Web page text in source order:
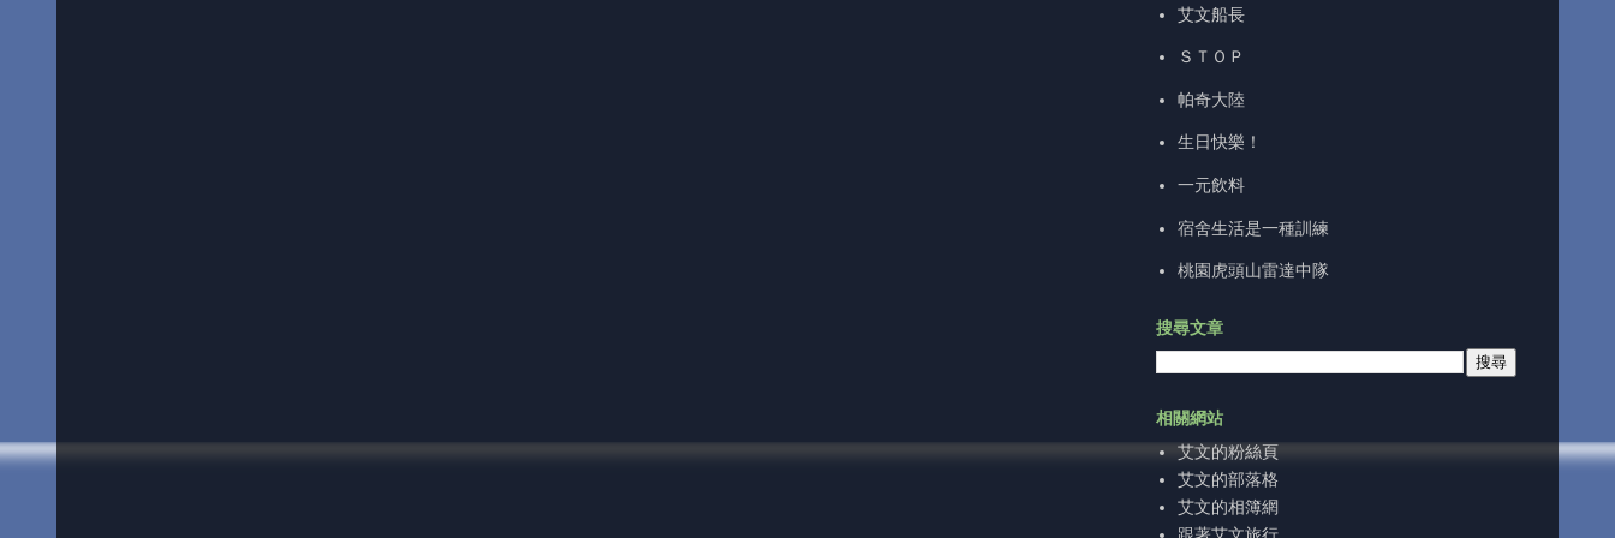
艾文船長
ＳＴＯＰ
帕奇大陸
生日快樂！
一元飲料
宿舍生活是一種訓練
桃園虎頭山雷達中隊
搜尋文章
相關網站
艾文的粉絲頁
艾文的部落格
艾文的相簿網